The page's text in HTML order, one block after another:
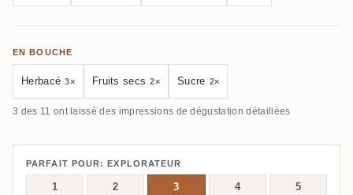
EN BOUCHE
Herbacé 3× Fruits secs 2× Sucre 2×
3 des 11 ont laissé des impressions de dégustation détaillées
PARFAIT POUR: EXPLORATEUR
1 2 3 4 5